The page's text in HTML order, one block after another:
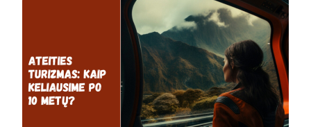
KAIP
KELIAUSIME
10
METŲ?